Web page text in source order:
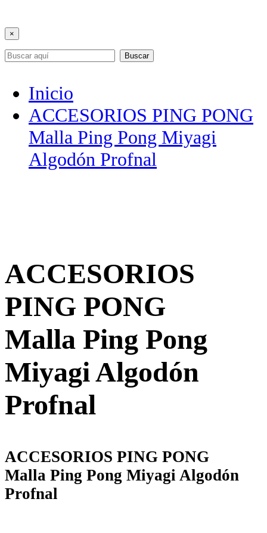
×
Buscar
Inicio
ACCESORIOS PING PONG
Malla Ping Pong Miyagi
Algodón Profnal
ACCESORIOS
PING PONG
Malla Ping Pong
Miyagi Algodón
Profnal
ACCESORIOS PING PONG
Malla Ping Pong Miyagi Algodón
Profnal